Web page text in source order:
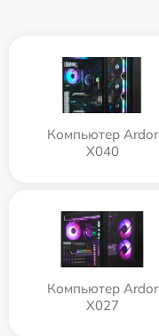
Компьютер Ardor
X040
Компьютер Ardor
X027